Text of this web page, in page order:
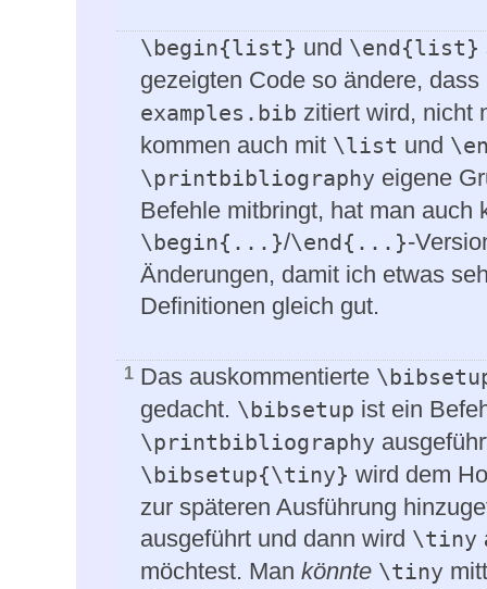
\begin{list} und \end{list}
gezeigten Code so ändere, dass
examples.bib zitiert wird, nicht
kommen auch mit \list und
\printbibliography eigene
Befehle mitbringt, hat man auch
\begin{...}/\end{...}-
Änderungen, damit ich etwas
Definitionen gleich gut.
1 Das auskommentierte
gedacht. \bibsetup ist ein
\printbibliography
\bibsetup{\tiny} wird dem
zur späteren Ausführung
ausgeführt und dann wird \tiny
möchtest. Man könnte \tiny